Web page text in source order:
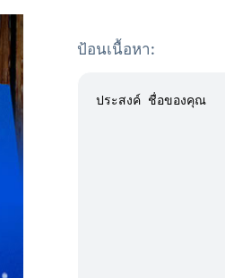
ป้อนเนื้อหา: